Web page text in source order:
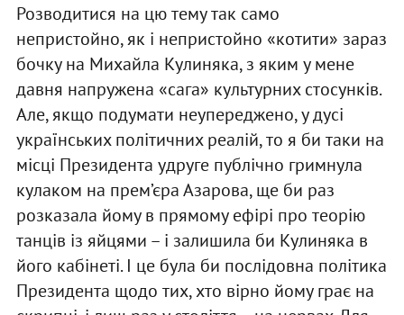
Розводитися на цю тему так само
непристойно, як і непристойно «котити» зараз
бочку на Михайла Кулиняка, з яким у мене
давня напружена «сага» культурних стосунків.
Але, якщо подумати неупереджено, у дусі
українських політичних реалій, то я би таки на
місці Президента удруге публічно гримнула
кулаком на прем’єра Азарова, ще би раз
розказала йому в прямому ефірі про теорію
танців із яйцями – і залишила би Кулиняка в
його кабінеті. І це була би послідовна політика
Президента щодо тих, хто вірно йому грає на